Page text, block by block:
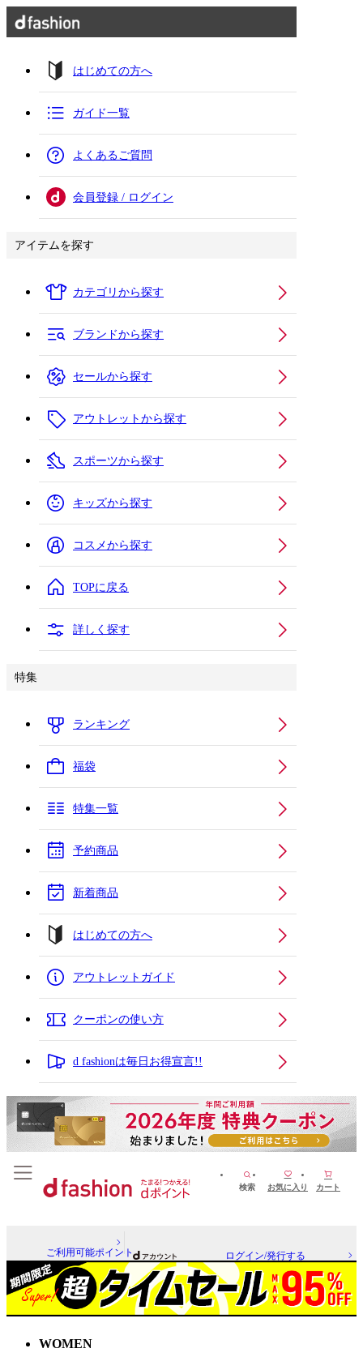
はじめての方へ
ガイド一覧
よくあるご質問
会員登録 / ログイン
アイテムを探す
カテゴリから探す
ブランドから探す
セールから探す
アウトレットから探す
スポーツから探す
キッズから探す
コスメから探す
TOPに戻る
詳しく探す
特集
ランキング
福袋
特集一覧
予約商品
新着商品
はじめての方へ
アウトレットガイド
クーポンの使い方
d fashionは毎日お得宣言!!
検索 お気に入り カート
ご利用可能ポイント ログイン/発行する
WOMEN